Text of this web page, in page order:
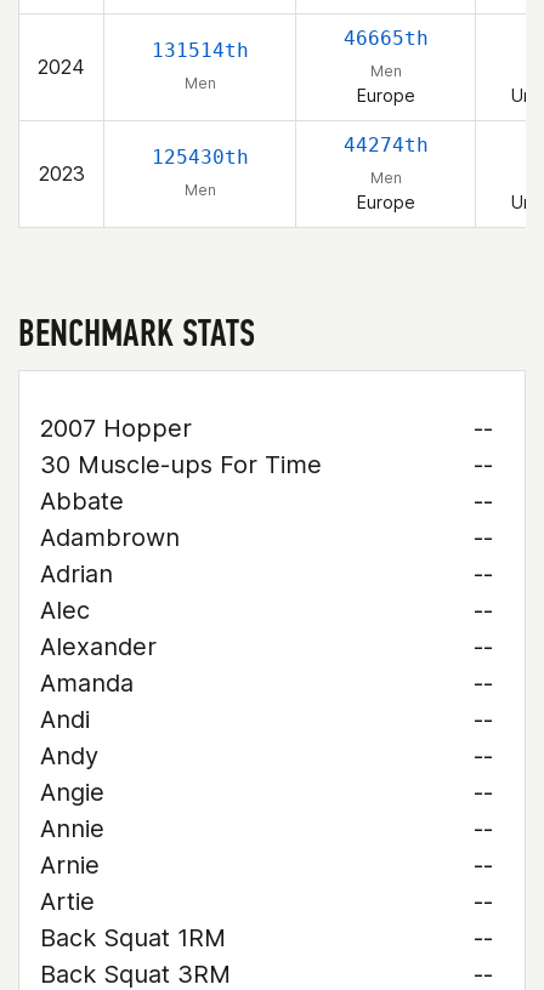
2024
131514th
Men
46665th
Men
Europe
2023
125430th
Men
44274th
Men
Europe
BENCHMARK STATS
2007 Hopper
--
30 Muscle-ups For Time
--
Abbate
--
Adambrown
--
Adrian
--
Alec
--
Alexander
--
Amanda
--
Andi
--
Andy
--
Angie
--
Annie
--
Arnie
--
Artie
--
Back Squat 1RM
--
Back Squat 3RM
--